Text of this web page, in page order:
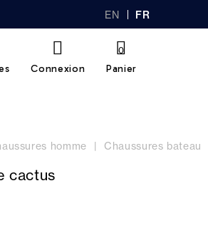
EN FR
Connexion Panier
0
homme Chaussures bateau
cactus